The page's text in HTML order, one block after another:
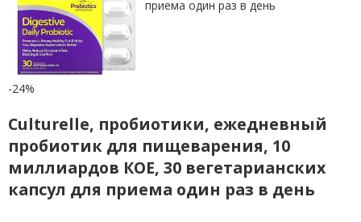
-24%
Culturelle, пробиотики, ежедневный
пробиотик для пищеварения, 10
миллиардов КОЕ, 30 вегетарианских
капсул для приема один раз в день